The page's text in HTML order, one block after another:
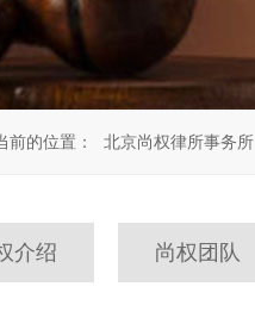
前的位置： 北京尚权律所事务所
介绍 尚权团队